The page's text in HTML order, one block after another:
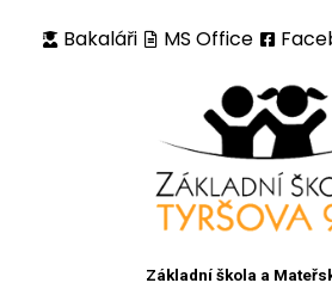
Bakaláři MS Office
Základní škola a